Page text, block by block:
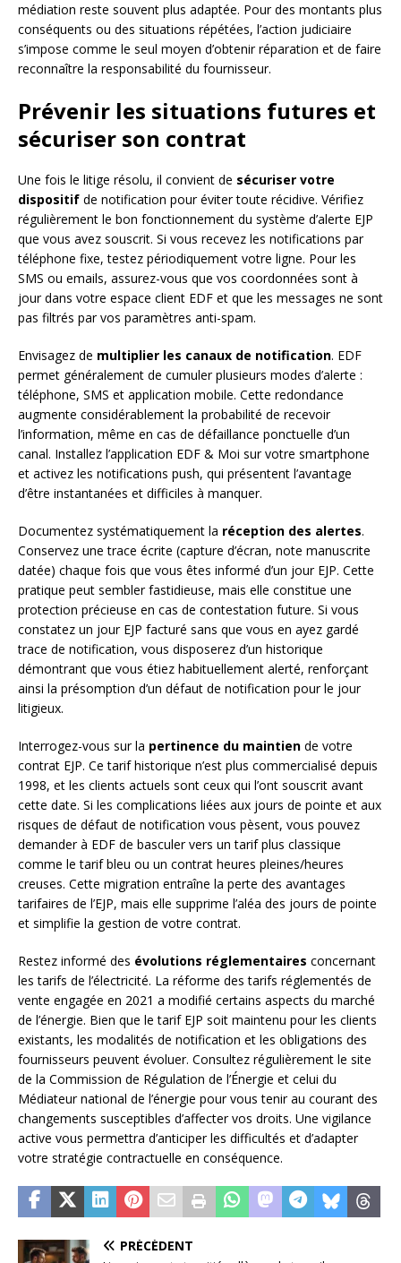
médiation reste souvent plus adaptée. Pour des montants plus
conséquents ou des situations répétées, l’action judiciaire
s’impose comme le seul moyen d’obtenir réparation et de faire
reconnaître la responsabilité du fournisseur.
Prévenir les situations futures et
sécuriser son contrat
Une fois le litige résolu, il convient de sécuriser votre
dispositif de notification pour éviter toute récidive. Vérifiez
régulièrement le bon fonctionnement du système d’alerte EJP
que vous avez souscrit. Si vous recevez les notifications par
téléphone fixe, testez périodiquement votre ligne. Pour les
SMS ou emails, assurez-vous que vos coordonnées sont à
jour dans votre espace client EDF et que les messages ne sont
pas filtrés par vos paramètres anti-spam.
Envisagez de multiplier les canaux de notification. EDF
permet généralement de cumuler plusieurs modes d’alerte :
téléphone, SMS et application mobile. Cette redondance
augmente considérablement la probabilité de recevoir
l’information, même en cas de défaillance ponctuelle d’un
canal. Installez l’application EDF & Moi sur votre smartphone
et activez les notifications push, qui présentent l’avantage
d’être instantanées et difficiles à manquer.
Documentez systématiquement la réception des alertes.
Conservez une trace écrite (capture d’écran, note manuscrite
datée) chaque fois que vous êtes informé d’un jour EJP. Cette
pratique peut sembler fastidieuse, mais elle constitue une
protection précieuse en cas de contestation future. Si vous
constatez un jour EJP facturé sans que vous en ayez gardé
trace de notification, vous disposerez d’un historique
démontrant que vous étiez habituellement alerté, renforçant
ainsi la présomption d’un défaut de notification pour le jour
litigieux.
Interrogez-vous sur la pertinence du maintien de votre
contrat EJP. Ce tarif historique n’est plus commercialisé depuis
1998, et les clients actuels sont ceux qui l’ont souscrit avant
cette date. Si les complications liées aux jours de pointe et aux
risques de défaut de notification vous pèsent, vous pouvez
demander à EDF de basculer vers un tarif plus classique
comme le tarif bleu ou un contrat heures pleines/heures
creuses. Cette migration entraîne la perte des avantages
tarifaires de l’EJP, mais elle supprime l’aléa des jours de pointe
et simplifie la gestion de votre contrat.
Restez informé des évolutions réglementaires concernant
les tarifs de l’électricité. La réforme des tarifs réglementés de
vente engagée en 2021 a modifié certains aspects du marché
de l’énergie. Bien que le tarif EJP soit maintenu pour les clients
existants, les modalités de notification et les obligations des
fournisseurs peuvent évoluer. Consultez régulièrement le site
de la Commission de Régulation de l’Énergie et celui du
Médiateur national de l’énergie pour vous tenir au courant des
changements susceptibles d’affecter vos droits. Une vigilance
active vous permettra d’anticiper les difficultés et d’adapter
votre stratégie contractuelle en conséquence.
PRÉCÉDENT